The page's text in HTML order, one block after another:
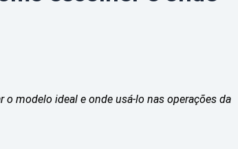
o modelo ideal e onde usá-lo nas operações da